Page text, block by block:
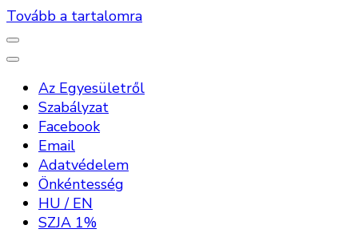
Tovább a tartalomra
Az Egyesületről
Szabályzat
Facebook
Email
Adatvédelem
Önkéntesség
HU / EN
SZJA 1%